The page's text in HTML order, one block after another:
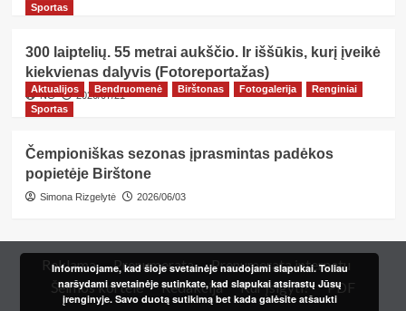
Sportas
300 laiptelių. 55 metrai aukščio. Ir iššūkis, kurį įveikė
kiekvienas dalyvis (Fotoreportažas)
NG 2026/07/21
Aktualijos Bendruomenė Birštonas Fotogalerija
Renginiai
Sportas
Čempioniškas sezonas įprasmintas padėkos
popietėje Birštone
Simona Rizgelytė 2026/06/03
Reklama Prenumerata
Prenumerata internetu
Šeimos kortelė
Redakcija Kur įsigyti? PDF
Informuojame, kad šioje svetainėje naudojami slapukai. Toliau
naršydami svetainėje sutinkate, kad slapukai atsirastų Jūsų
įrenginyje. Savo duotą sutikimą bet kada galėsite atšaukti